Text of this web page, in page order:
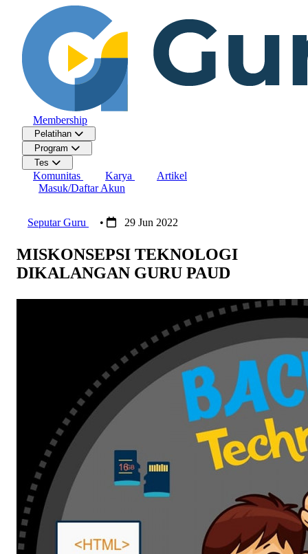
Membership
Pelatihan
Program
Tes
Komunitas Karya
Artikel
Masuk/Daftar Akun
Seputar Guru • 29 Jun 2022
MISKONSEPSI TEKNOLOGI
DIKALANGAN GURU PAUD